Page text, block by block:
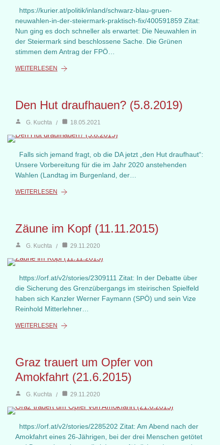
https://kurier.at/politik/inland/schwarz-blau-gruen-
neuwahlen-in-der-steiermark-praktisch-fix/400591859 Zitat:
Nun ging es doch schneller als erwartet: Die Neuwahlen in
der Steiermark sind beschlossene Sache. Die Grünen
stimmen dem Antrag der FPÖ…
WEITERLESEN
Den Hut draufhauen? (5.8.2019)
G. Kuchta 18.05.2021
Falls sich jemand fragt, ob die DA jetzt „den Hut draufhaut“:
Unsere Vorbereitung für die im Jahr 2020 anstehenden
Wahlen (Landtag im Burgenland, der…
WEITERLESEN
Zäune im Kopf (11.11.2015)
G. Kuchta 29.11.2020
https://orf.at/v2/stories/2309111 Zitat: In der Debatte über
die Sicherung des Grenzübergangs im steirischen Spielfeld
haben sich Kanzler Werner Faymann (SPÖ) und sein Vize
Reinhold Mitterlehner…
WEITERLESEN
Graz trauert um Opfer von
Amokfahrt (21.6.2015)
G. Kuchta 29.11.2020
https://orf.at/v2/stories/2285202 Zitat: Am Abend nach der
Amokfahrt eines 26-Jährigen, bei der drei Menschen getötet